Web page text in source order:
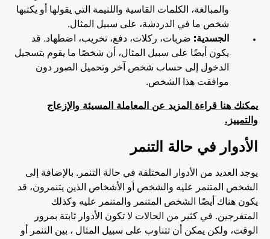
والمبالغة، الكلمات القاسية واللنيمة التي يقولها أو يكتبها
شخص ما في الدردشة، على سبيل المثال.
الجسدية: ضربات، ركلات، دفع، تخريب، اضطهاد. قد
يكون أيضًا على سبيل المثال، أن شخصًا ما يقوم بتسجيل
الدخول إلى حساب شخص آخر وتحميل الصور دون
موافقت هذا الشخص.
يمكنك هنا قراءة المزيد عن المعاملة المسيئة والإزعاج
والتمييز.
الأدوار في حالة التنمر
يوجد العديد من الأدوار المختلفة في حالة التنمر. بالإضافة إلى
الشخص المتنمر عليه والشخص أو الأشخاص الذين يتنمرون، قد
يكون هناك أيضًا الشخص المتنمر والمتنمر عليه وكذلك
المتفرجين. في كثير من الحالات لا تكون الأدوار ثابتة بمرور
الوقت، ولكن يمكن أن تتناوب على سبيل المثال ، بين التنمر أو